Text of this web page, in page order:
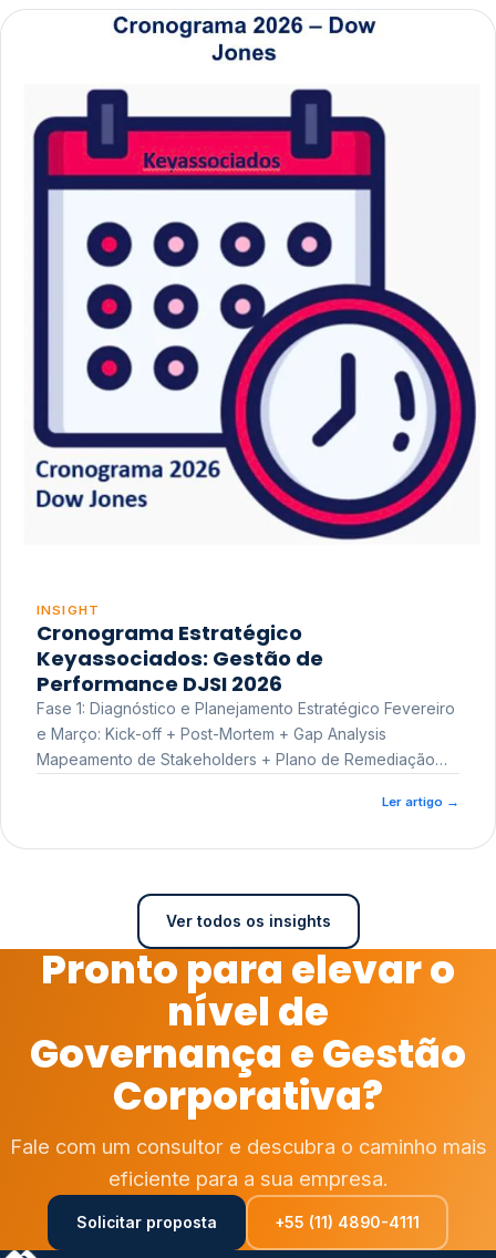
INSIGHT
Cronograma Estratégico
Keyassociados: Gestão de
Performance DJSI 2026
Fase 1: Diagnóstico e Planejamento Estratégico Fevereiro
e Março: Kick-off + Post-Mortem + Gap Analysis
Mapeamento de Stakeholders + Plano de Remediação
Ler artigo →
Ver todos os insights
Pronto para elevar o
nível de
Governança e Gestão
Corporativa?
Fale com um consultor e descubra o caminho mais
eficiente para a sua empresa.
Solicitar proposta +55 (11) 4890-4111